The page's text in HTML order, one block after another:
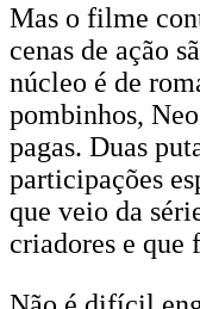
Mas o filme
cenas de ação
núcleo é de
pombinhos,
pagas. Duas
participações
que veio da
criadores e que